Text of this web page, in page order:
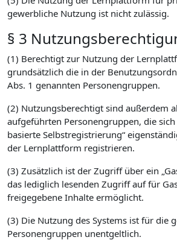
gewerbliche Nutzung ist nicht zulässig.
§ 3
(1) Berechtigt zur Nutzung der
grundsätzlich die in der
Abs. 1 genannten Personengruppen.
(2) Nutzungsberechtigt sind außerdem
aufgeführten Personengruppen, die
basierte Selbstregistrierung“
der Lernplattform registrieren.
(3) Zusätzlich ist der Zugriff über ein
das lediglich lesenden Zugriff auf für
freigegebene Inhalte ermöglicht.
(3) Die Nutzung des Systems ist für die
Personengruppen unentgeltlich.